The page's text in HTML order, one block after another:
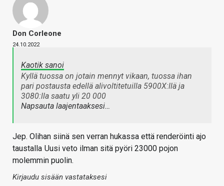
Don Corleone
24.10.2022
Kaotik sanoi
Kyllä tuossa on jotain mennyt vikaan, tuossa ihan
pari postausta edellä alivoltitetuilla 5900X:llä ja
3080:lla saatu yli 20 000
Napsauta laajentaaksesi…
Jep. Olihan siinä sen verran hukassa että renderöinti ajo
taustalla Uusi veto ilman sitä pyöri 23000 pojon
molemmin puolin.
Kirjaudu sisään vastataksesi